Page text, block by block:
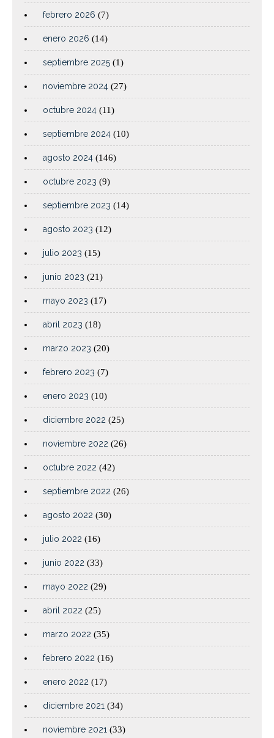
febrero 2026 (7)
enero 2026 (14)
septiembre 2025 (1)
noviembre 2024 (27)
octubre 2024 (11)
septiembre 2024 (10)
agosto 2024 (146)
octubre 2023 (9)
septiembre 2023 (14)
agosto 2023 (12)
julio 2023 (15)
junio 2023 (21)
mayo 2023 (17)
abril 2023 (18)
marzo 2023 (20)
febrero 2023 (7)
enero 2023 (10)
diciembre 2022 (25)
noviembre 2022 (26)
octubre 2022 (42)
septiembre 2022 (26)
agosto 2022 (30)
julio 2022 (16)
junio 2022 (33)
mayo 2022 (29)
abril 2022 (25)
marzo 2022 (35)
febrero 2022 (16)
enero 2022 (17)
diciembre 2021 (34)
noviembre 2021 (33)